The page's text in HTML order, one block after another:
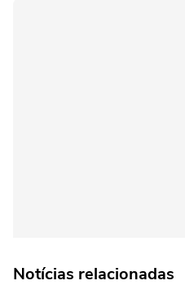
Notícias relacionadas